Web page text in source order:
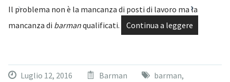
Il problema non è la mancanza di posti di lavoro ma la
mancanza di barmanqualificati. Continua a leggere
Luglio 12, 2016 Barman barman,